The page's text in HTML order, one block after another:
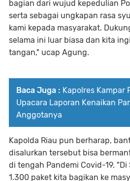
bagian dari wujud kepedulian
serta sebagai ungkapan rasa
kami kepada masyarakat.
selama ini luar biasa dan kita
tangan," ucap Agung.
Baca Juga : Kapolres Kampar
Upacara Laporan Kenaikan
Anggotanya
Kapolda Riau pun berharap,
disalurkan tersebut bisa
di tengah Pandemi Covid-19. "Di
1.300 paket kita bagikan ke